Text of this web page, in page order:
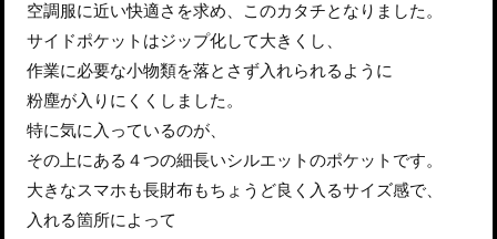
空調服に近い快適さを求め、このカタチとなりました。
サイドポケットはジップ化して大きくし、
作業に必要な小物類を落とさず入れられるように
粉塵が入りにくくしました。
特に気に入っているのが、
その上にある４つの細長いシルエットのポケットです。
大きなスマホも長財布もちょうど良く入るサイズ感で、
入れる箇所によって